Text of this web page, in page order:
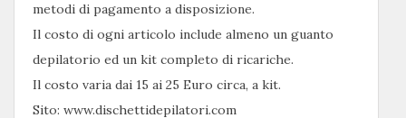
metodi di pagamento a disposizione.
Il costo di ogni articolo include almeno un guanto
depilatorio ed un kit completo di ricariche.
Il costo varia dai 15 ai 25 Euro circa, a kit.
Sito: www.dischettidepilatori.com